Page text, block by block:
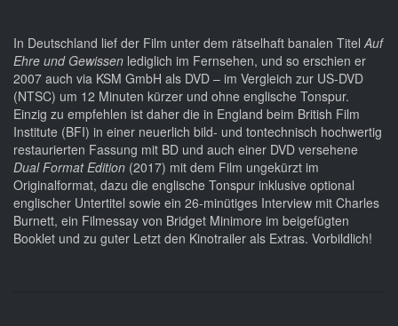
In Deutschland lief der Film unter dem rätselhaft banalen TitelAuf
Ehre und Gewissen lediglich im Fernsehen, und so erschien er
2007 auch via KSM GmbH als DVD – im Vergleich zur US-DVD
(NTSC) um 12 Minuten kürzer und ohne englische Tonspur.
Einzig zu empfehlen ist daher die in England beim British Film
Institute (BFI) in einer neuerlich bild- und tontechnisch hochwertig
restaurierten Fassung mit BD und auch einer DVD versehene
Dual Format Edition (2017) mit dem Film ungekürzt im
Originalformat, dazu die englische Tonspur inklusive optional
englischer Untertitel sowie ein 26-minütiges Interview mit Charles
Burnett, ein Filmessay von Bridget Minimore im beigefügten
Booklet und zu guter Letzt den Kinotrailer als Extras. Vorbildlich!